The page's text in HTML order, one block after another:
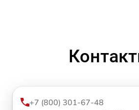
+7 (800) 301-67-48